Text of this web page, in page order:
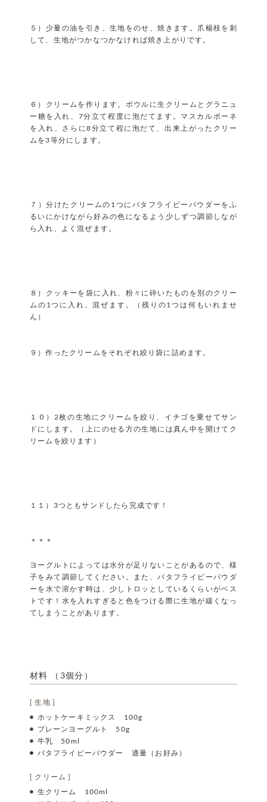
５）少量の油を引き、生地をのせ、焼きます。爪楊枝を刺
して、生地がつかなつかなければ焼き上がりです。
６）クリームを作ります。ボウルに生クリームとグラニュ
ー糖を入れ、7分立て程度に泡だてます。マスカルポーネ
を入れ、さらに8分立て程に泡だて、出来上がったクリー
ムを3等分にします。
７）分けたクリームの1つにバタフライピーパウダーをふ
るいにかけながら好みの色になるよう少しずつ調節しなが
ら入れ、よく混ぜます。
８）クッキーを袋に入れ、粉々に砕いたものを別のクリー
ムの1つに入れ、混ぜます。（残りの1つは何もいれませ
ん）
９）作ったクリームをそれぞれ絞り袋に詰めます。
１０）2枚の生地にクリームを絞り、イチゴを乗せてサン
ドにします。（上にのせる方の生地には真ん中を開けてク
リームを絞ります）
１１）3つともサンドしたら完成です！
＊＊＊
ヨーグルトによっては水分が足りないことがあるので、様
子をみて調節してください。また、バタフライピーパウダ
ーを水で溶かす時は、少しトロッとしているくらいがベス
トです！水を入れすぎると色をつける際に生地が緩くなっ
てしまうことがあります。
材料 （3個分）
[ 生地 ]
ホットケーキミックス 100g
プレーンヨーグルト 50g
牛乳 50ml
バタフライピーパウダー 適量（お好み）
[ クリーム ]
生クリーム 100ml